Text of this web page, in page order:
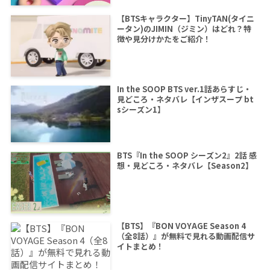
【BTSキャラクター】TinyTAN(タイニ
ータン)のJIMIN（ジミン）はどれ？特
徴や見分けかたをご紹介！
In the SOOP BTS ver.1話あらすじ・
見どころ・ネタバレ【インザスープ bt
sシーズン1】
BTS『In the SOOP シーズン2』2話 感
想・見どころ・ネタバレ【Season2】
【BTS】『BON VOYAGE Season 4
（全8話）』が無料で見れる動画配信サ
イトまとめ！